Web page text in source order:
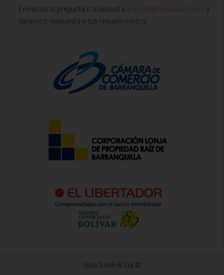
Envianos tu pregunta o solicitud a soporte@issasaieh.com y
daremos respuesta a tus requerimientos
Issa Saieh & Cia ©